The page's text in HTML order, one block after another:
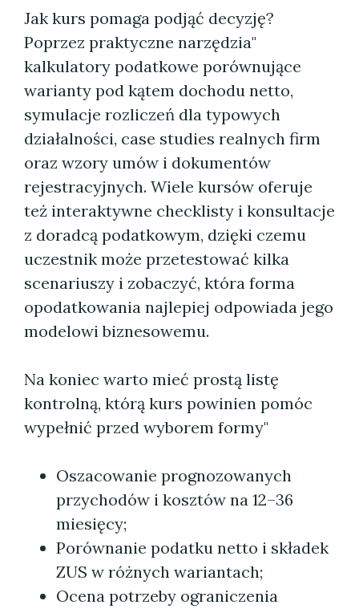
Jak kurs pomaga podjąć decyzję?
Poprzez praktyczne narzędzia"
kalkulatory podatkowe porównujące
warianty pod kątem dochodu netto,
symulacje rozliczeń dla typowych
działalności, case studies realnych firm
oraz wzory umów i dokumentów
rejestracyjnych. Wiele kursów oferuje
też interaktywne checklisty i konsultacje
z doradcą podatkowym, dzięki czemu
uczestnik może przetestować kilka
scenariuszy i zobaczyć, która forma
opodatkowania najlepiej odpowiada jego
modelowi biznesowemu.
Na koniec warto mieć prostą listę
kontrolną, którą kurs powinien pomóc
wypełnić przed wyborem formy"
Oszacowanie prognozowanych
przychodów i kosztów na 12–36
miesięcy;
Porównanie podatku netto i składek
ZUS w różnych wariantach;
Ocena potrzeby ograniczenia